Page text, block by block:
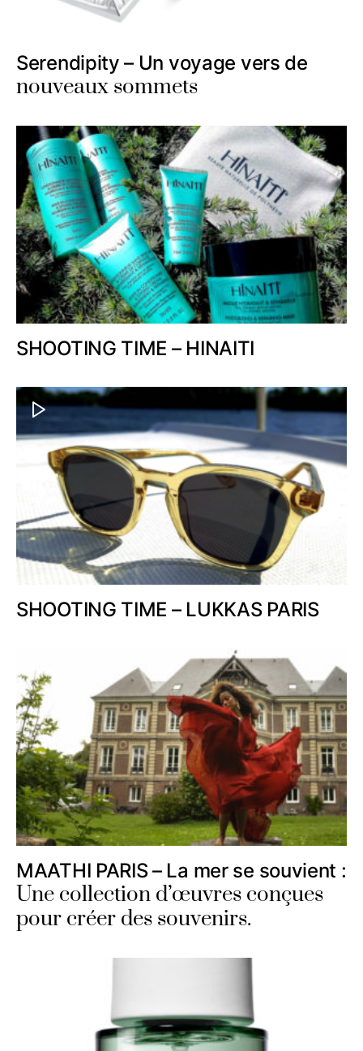
Serendipity – Un voyage vers de
nouveaux sommets
SHOOTING TIME – HINAITI
SHOOTING TIME – LUKKAS PARIS
MAATHI PARIS – La mer se souvient :
Une collection d’œuvres conçues
pour créer des souvenirs.